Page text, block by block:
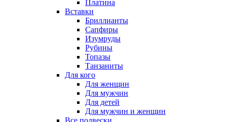
Платина
Вставки
Бриллианты
Сапфиры
Изумруды
Рубины
Топазы
Танзаниты
Для кого
Для женщин
Для мужчин
Для детей
Для мужчин и женщин
Все подвески